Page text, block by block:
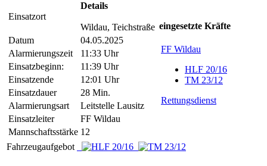
Einsatzort
Details
Wildau, Teichstraße
Datum
04.05.2025
Alarmierungszeit
11:33 Uhr
Einsatzbeginn:
11:39 Uhr
Einsatzende
12:01 Uhr
Einsatzdauer
28 Min.
Alarmierungsart
Leitstelle Lausitz
Einsatzleiter
FF Wildau
Mannschaftsstärke 12
eingesetzte Kräfte
FF Wildau
HLF 20/16
TM 23/12
Rettungsdienst
Fahrzeugaufgebot